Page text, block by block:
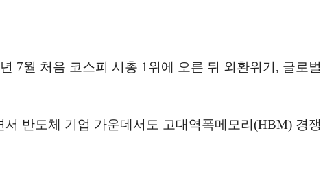
7월 처음 코스피 시총 1위에 오른 뒤 외환위기, 글로벌
반도체 기업 가운데서도 고대역폭메모리(HBM) 경쟁